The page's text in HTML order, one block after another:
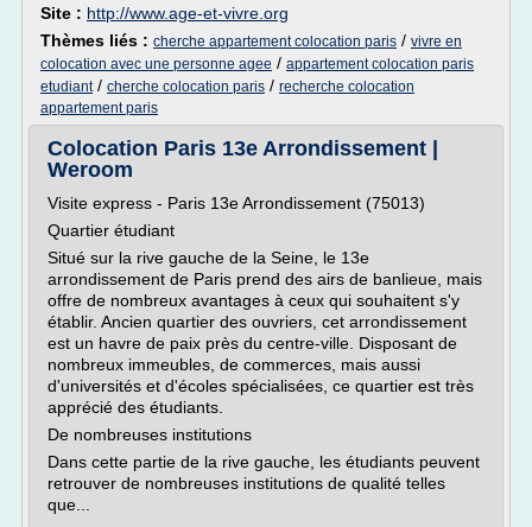
Site : http://www.age-et-vivre.org
Thèmes liés : cherche appartement colocation paris / vivre en
colocation avec une personne agee / appartement colocation paris
etudiant/ cherche colocation paris / recherche colocation
appartement paris
Colocation Paris 13e Arrondissement |
Weroom
Visite express - Paris 13e Arrondissement (75013)
Quartier étudiant
Situé sur la rive gauche de la Seine, le 13e
arrondissement de Paris prend des airs de banlieue, mais
offre de nombreux avantages à ceux qui souhaitent s'y
établir. Ancien quartier des ouvriers, cet arrondissement
est un havre de paix près du centre-ville. Disposant de
nombreux immeubles, de commerces, mais aussi
d'universités et d'écoles spécialisées, ce quartier est très
apprécié des étudiants.
De nombreuses institutions
Dans cette partie de la rive gauche, les étudiants peuvent
retrouver de nombreuses institutions de qualité telles
que...